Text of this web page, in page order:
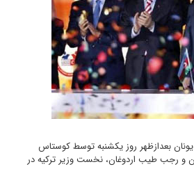
یونان بعدازظهر روز یکشنبه توسط کوستاس
و رجب طیب اردوغان، نخست وزیر ترکیه در